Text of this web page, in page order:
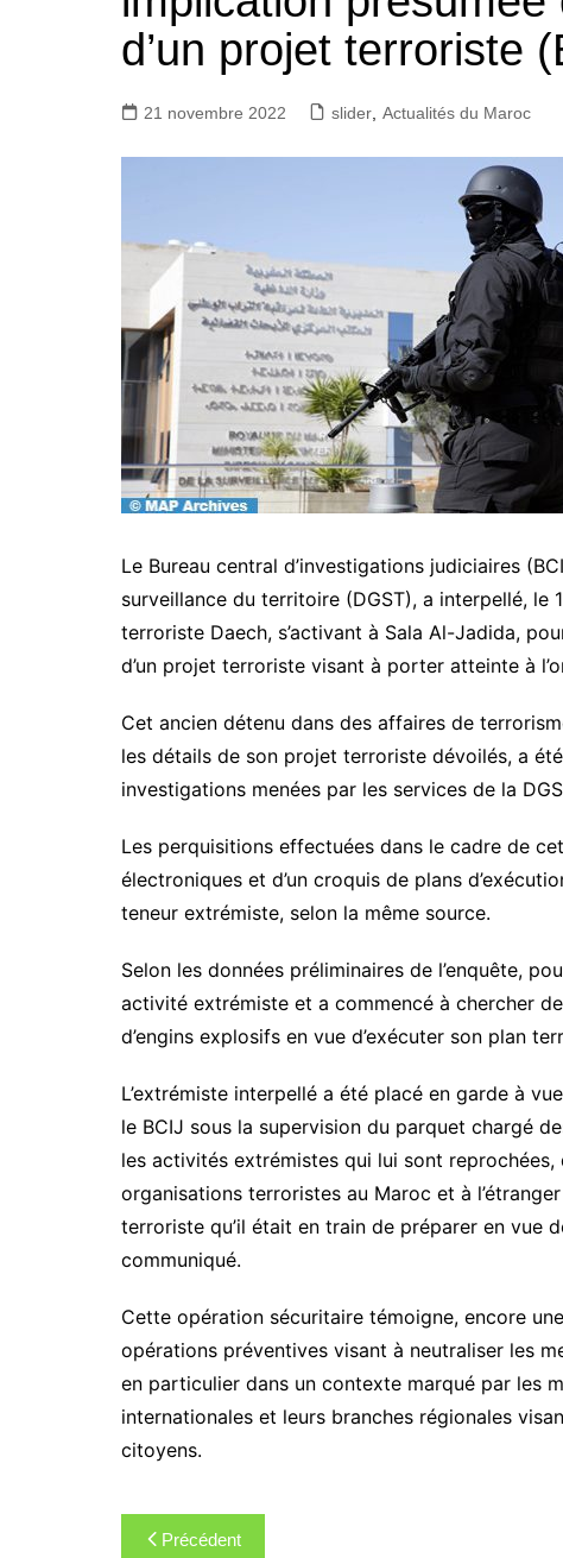
d’un projet terroriste
21 novembre 2022 slider Actualités du Maroc
Le Bureau central d’investigations judiciaires
surveillance du territoire (DGST), a interpellé, le
terroriste Daech, s’activant à Sala Al-Jadida,
d’un projet terroriste visant à porter atteinte à
Cet ancien détenu dans des affaires de
les détails de son projet terroriste dévoilés, a
investigations menées par les services de la
Les perquisitions effectuées dans le cadre de
électroniques et d’un croquis de plans
teneur extrémiste, selon la même source.
Selon les données préliminaires de l’enquête,
activité extrémiste et a commencé à chercher
d’engins explosifs en vue d’exécuter son plan
L’extrémiste interpellé a été placé en garde à
le BCIJ sous la supervision du parquet chargé
les activités extrémistes qui lui sont
organisations terroristes au Maroc et à
terroriste qu’il était en train de préparer en vue
communiqué.
Cette opération sécuritaire témoigne, encore
opérations préventives visant à neutraliser les
en particulier dans un contexte marqué par les
internationales et leurs branches régionales
citoyens.
Navigation
Précédent